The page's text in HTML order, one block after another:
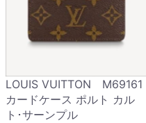
LOUIS VUITTON M69161
カードケース ポルト カル
ト･サーンプル